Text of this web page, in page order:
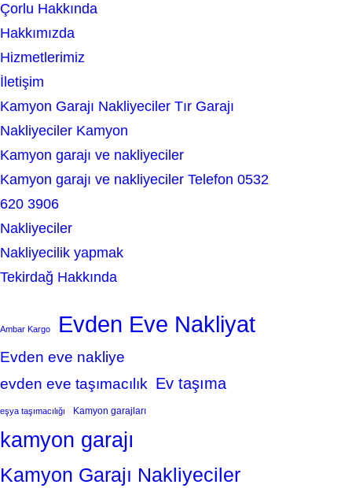
c
h
Çorlu Hakkında
Hakkımızda
Hizmetlerimiz
İletişim
Kamyon Garajı Nakliyeciler Tır Garajı
Nakliyeciler Kamyon
Kamyon garajı ve nakliyeciler
Kamyon garajı ve nakliyeciler Telefon 0532
620 3906
Nakliyeciler
Nakliyecilik yapmak
Tekirdağ Hakkında
Ambar Kargo Evden Eve Nakliyat
Evden eve nakliye
evden eve taşımacılık Ev taşıma
eşya taşımacılığı Kamyon garajları
kamyon garajı
Kamyon Garajı Nakliyeciler